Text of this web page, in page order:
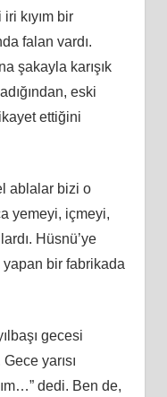
kıyım bir
falan vardı.
şakayla karışık
eski
ettiğini
ablalar bizi o
yemeyi, içmeyi,
Hüsnü’ye
bir fabrikada
gecesi
yarısı
dedi. Ben de,